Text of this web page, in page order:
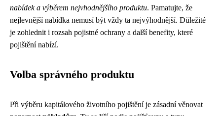
nabídek a výběrem nejvhodnějšího produktu. Pamatujte, že
nejlevnější nabídka nemusí být vždy ta nejvýhodnější. Důležité
je zohlednit i rozsah pojistné ochrany a další benefity, které
pojištění nabízí.
Volba správného produktu
Při výběru kapitálového životního pojištění je zásadní věnovat